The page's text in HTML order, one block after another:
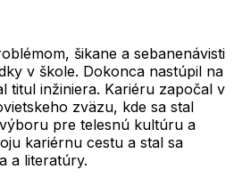
šikane a sebanenávisti
v škole. Dokonca nastúpil na
titul inžiniera. Kariéru započal v
zväzu, kde sa stal
pre telesnú kultúru a
kariérnu cestu a stal sa
a literatúry.